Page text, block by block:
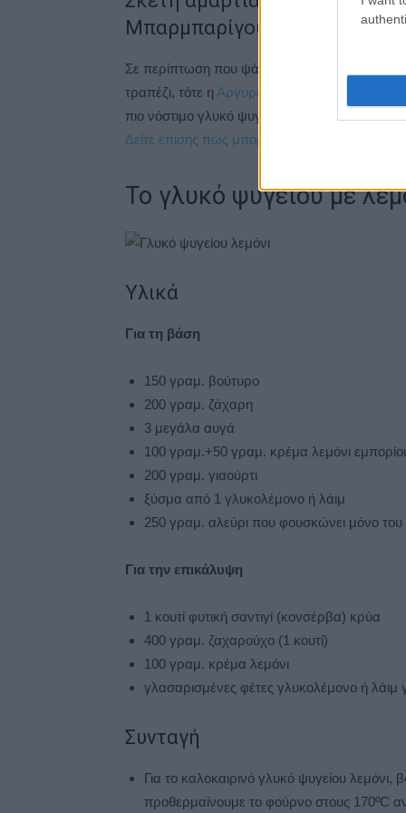
Μπαρμπαρίγου
Σε περίπτωση που ψάχνεται να βρείτε το πιο
τραπέζι, τότε η Αργυρώ Μπαρμπαρίγου
σας
πιο νόστιμο γλυκό ψυγείου λεμόνι το οποίο
Δείτε επίσης πως μπορείτε να φτιάξετε
Το γλυκό ψυγείου με
Υλικά
Για τη βάση
150 γραμ. βούτυρο
200 γραμ. ζάχαρη
3 μεγάλα αυγά
100 γραμ.+50 γραμ. κρέμα λεμόνι
200 γραμ. γιαούρτι
ξύσμα από 1 γλυκολέμονο ή λάιμ
250 γραμ. αλεύρι που φουσκώνει μόνο του
Για την επικάλυψη
1 κουτί φυτική σαντιγί (κονσέρβα) κρύα
400 γραμ. ζαχαρούχο (1 κουτί)
100 γραμ. κρέμα λεμόνι
γλασαρισμένες φέτες γλυκολέμονο ή λάιμ
Συνταγή
Για το καλοκαιρινό γλυκό ψυγείου
προθερμαίνουμε το φούρνο στους 170ºC